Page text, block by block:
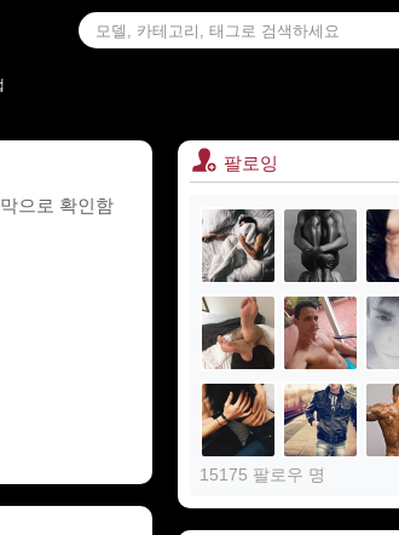
으로 확인함
팔로잉
15175 팔로우 명